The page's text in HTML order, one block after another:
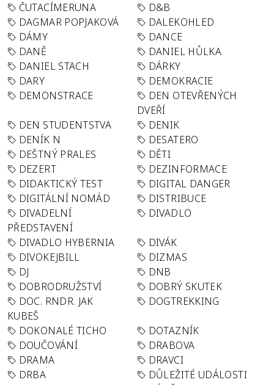
ČUTACÍMERUNA
D&B
DAGMAR POPJAKOVÁ
DALEKOHLED
DÁMY
DANCE
DANĚ
DANIEL HŮLKA
DANIEL STACH
DÁRKY
DARY
DEMOKRACIE
DEMONSTRACE
DEN OTEVŘENÝCH
DVEŘÍ
DEN STUDENTSTVA
DENIK
DENÍK N
DESATERO
DEŠTNÝ PRALES
DĚTI
DEZERT
DEZINFORMACE
DIDAKTICKÝ TEST
DIGITAL DANGER
DIGITÁLNÍ NOMÁD
DISTRIBUCE
DIVADELNÍ
PŘEDSTAVENÍ
DIVADLO
DIVADLO HYBERNIA
DIVÁK
DIVOKEJBILL
DIZMAS
DJ
DNB
DOBRODRUŽSTVÍ
DOBRÝ SKUTEK
DOC. RNDR. JAK
KUBEŠ
DOGTREKKING
DOKONALÉ TICHO
DOTAZNÍK
DOUČOVÁNÍ
DRABOVA
DRAMA
DRAVCI
DRBA
DŮLEŽITÉ UDÁLOSTI